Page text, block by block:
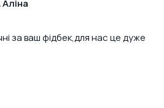
за ваш фідбек,для нас це дуже